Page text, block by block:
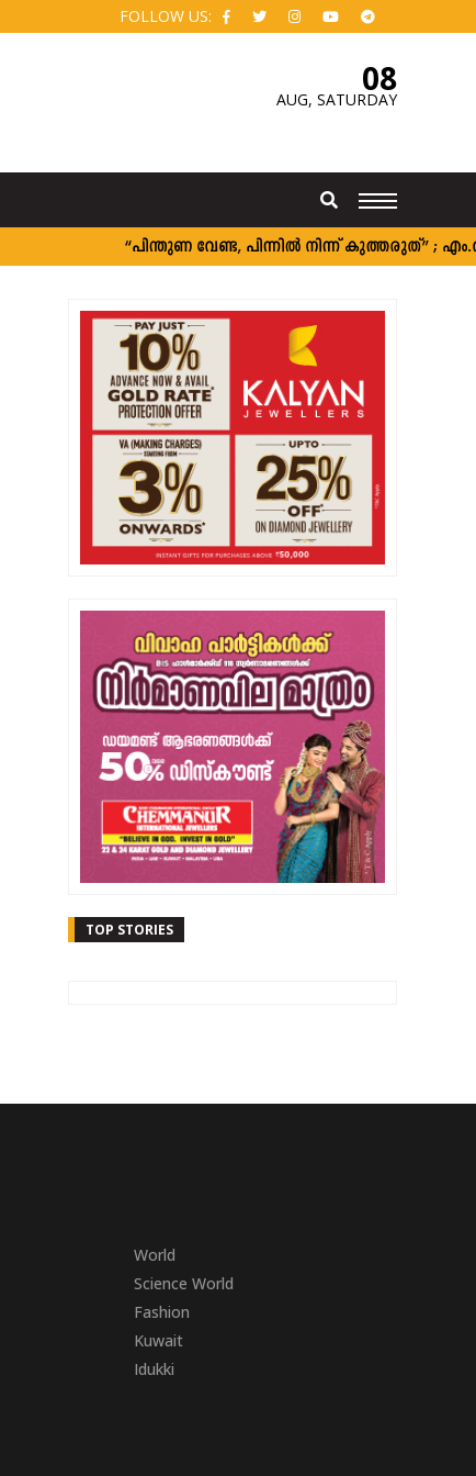
FOLLOW US:
08
AUG, SATURDAY
“പിന്തുണ വേണ്ട, പിന്നിൽ നിന്ന് കുത്തരുത്” ;
TOP STORIES
World
Science World
Fashion
Kuwait
Idukki